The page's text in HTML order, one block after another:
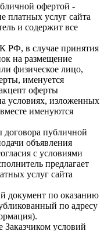
офертой -
платных услуг сайта
и содержит все
РФ, в случае принятия
на размещение
физическое лицо,
именуется
оферты
условиях, изложенных
именуются
договора публичной
объявления
с условиями
предлагает
услуг сайта
документ по оказанию
по адресу
условий